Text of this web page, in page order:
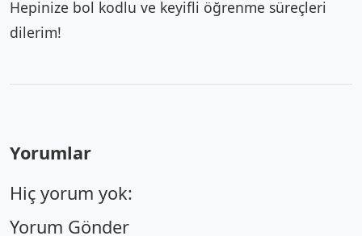
Hepinize bol kodlu ve keyifli öğrenme süreçleri
dilerim!
Yorumlar
Hiç yorum yok:
Yorum Gönder